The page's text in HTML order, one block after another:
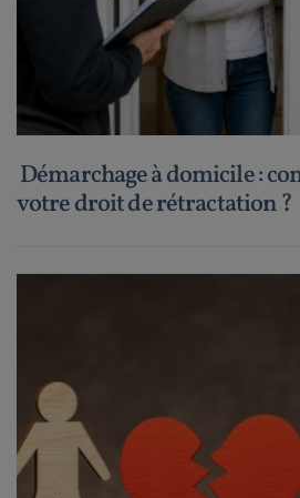
Démarchage à domicile :
votre droit de rétractation ?